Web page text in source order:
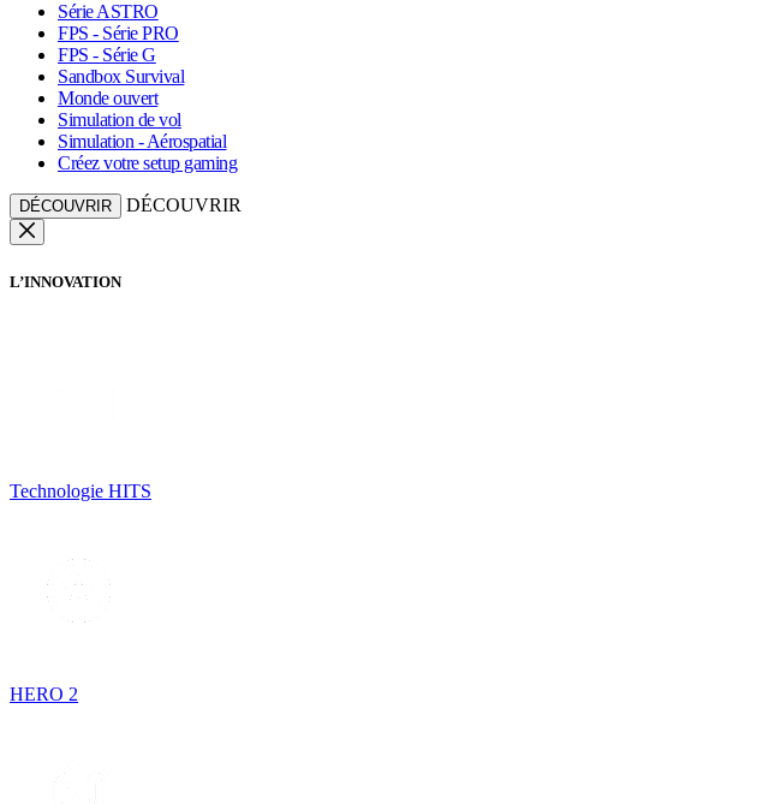
Série ASTRO
FPS - Série PRO
FPS - Série G
Sandbox Survival
Monde ouvert
Simulation de vol
Simulation - Aérospatial
Créez votre setup gaming
DÉCOUVRIR DÉCOUVRIR
L’INNOVATION
Technologie HITS
HERO 2